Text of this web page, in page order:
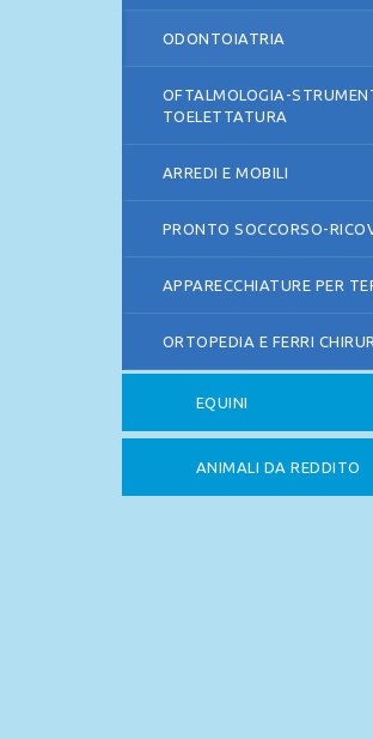
ODONTOIATRIA
OFTALMOLOGIA-
TOELETTATURA
ARREDI E MOBILI
PRONTO SOCCORSO-
APPARECCHIATURE PER
ORTOPEDIA E FERRI
EQUINI
ANIMALI DA REDDITO